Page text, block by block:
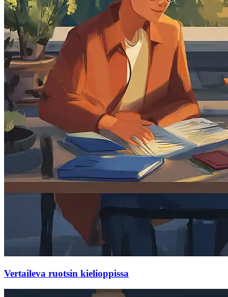
Vertaileva ruotsin kielioppissa